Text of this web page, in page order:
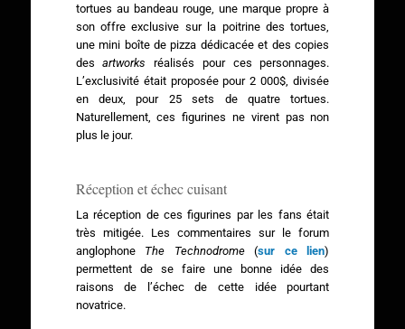
tortues au bandeau rouge, une marque propre à
son offre exclusive sur la poitrine des tortues,
une mini boîte de pizza dédicacée et des copies
desartworks réalisés pour ces personnages.
L’exclusivité était proposée pour 2 000$, divisée
en deux, pour 25 sets de quatre tortues.
Naturellement, ces figurines ne virent pas non
plus le jour.
Réception et échec cuisant
La réception de ces figurines par les fans était
très mitigée. Les commentaires sur le forum
anglophone The Technodrome(sur ce lien)
permettent de se faire une bonne idée des
raisons de l’échec de cette idée pourtant
novatrice.